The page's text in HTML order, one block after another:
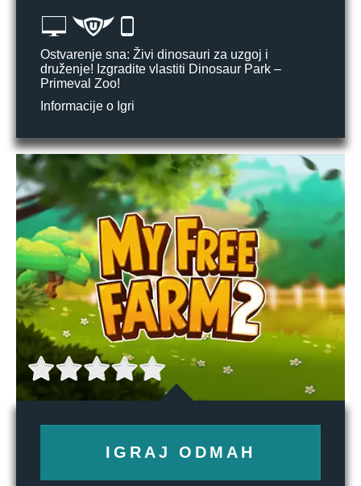
Ostvarenje sna: Živi dinosauri za uzgoj i
druženje! Izgradite vlastiti Dinosaur Park –
Primeval Zoo!
Informacije o Igri
IGRAJ ODMAH